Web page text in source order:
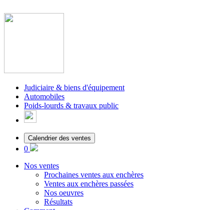
Judiciaire & biens d'équipement
Automobiles
Poids-lourds & travaux public
Calendrier des ventes
0
Nos ventes
Prochaines ventes aux enchères
Ventes aux enchères passées
Nos oeuvres
Résultats